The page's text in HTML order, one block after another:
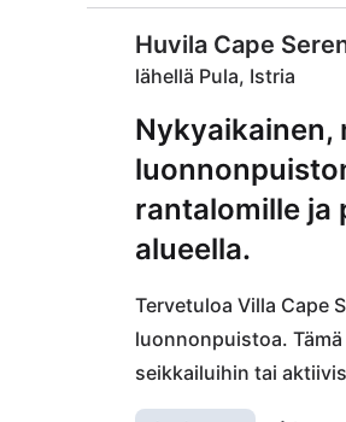
Huvila Cape
lähellä Pula, Istria
Nykyaikainen,
rantalomille ja
alueella.
Tervetuloa Villa Cape
luonnonpuistoa.
seikkailuihin tai
luonnon